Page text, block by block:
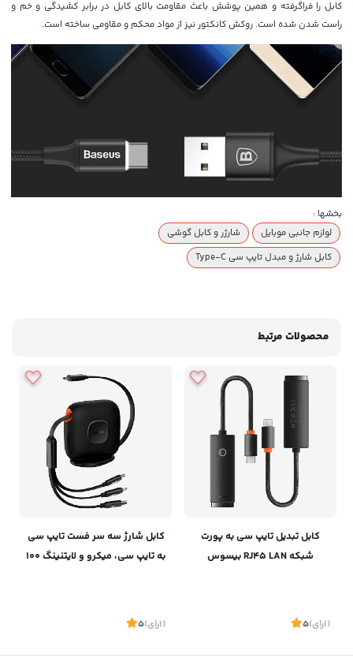
کابل را فراگرفته و همین پوشش باعث مقاومت بالای کابل در برابر کشیدگی و خم و
راست شدن شده است. روکش کانکتور نیز از مواد محکم و مقاومی ساخته است.
بخشها :
لوازم جانبی موبایل
شارژر و کابل گوشی
کابل شارژ و مبدل تایپ سی Type-C
محصولات مرتبط
کابل تبدیل تایپ سی به پورت
شبکه RJ45 LAN بیسوس
Rj45 100Mbps WKQX000201
(1 رای)
5
کابل شارژ سه سر فست تایپ سی
به تایپ سی، میکرو و لایتنینگ 100
(1 رای)
5